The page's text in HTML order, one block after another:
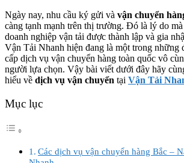
Ngày nay, nhu cầu ký gửi và vận chuyển
càng tạnh mạnh trên thị trường. Đó là lý do
doanh nghiệp vận tải được thành lập và gia
Vận Tải Nhanh hiện đang là một trong những
cấp dịch vụ vận chuyển hàng toàn quốc vô
người lựa chọn. Vậy bài viết dưới đây hãy
hiểu về dịch vụ vận chuyển tại Vận Tải
Mục lục
Các dịch vụ vận chuyển hàng Bắc –